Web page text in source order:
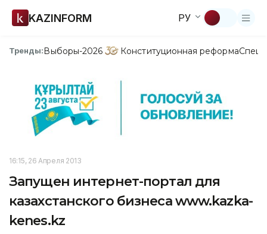
KAZINFORM РУ
Тренды:Выборы-2026 Конституционная реформа
16:15, 26 Апреля 2013
Запущен интернет-портал для
казахстанского бизнеса www.kazka-
kenes.kz